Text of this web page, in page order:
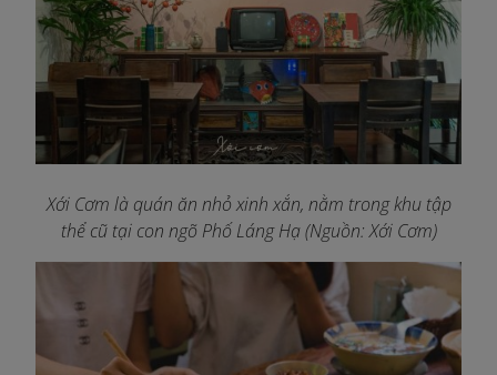
Xới Cơm là quán ăn nhỏ xinh xắn, nằm trong khu tập
thể cũ tại con ngõ Phố Láng Hạ (Nguồn: Xới Cơm)